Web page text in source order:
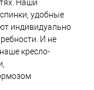
Наши
удобные
индивидуально
И не
кресло-